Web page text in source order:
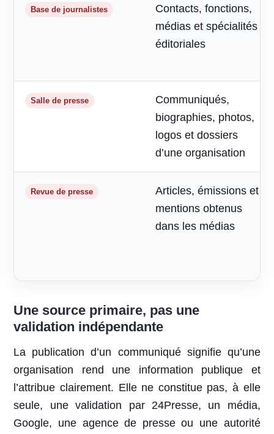
Base de journalistes
Contacts, fonctions,
médias et spécialités
éditoriales
Salle de presse
Communiqués,
biographies, photos,
logos et dossiers
d’une organisation
Revue de presse
Articles, émissions et
mentions obtenus
dans les médias
Une source primaire, pas une
validation indépendante
La publication d’un communiqué signifie qu’une
organisation rend une information publique et
l’attribue clairement. Elle ne constitue pas, à elle
seule, une validation par 24Presse, un média,
Google, une agence de presse ou une autorité